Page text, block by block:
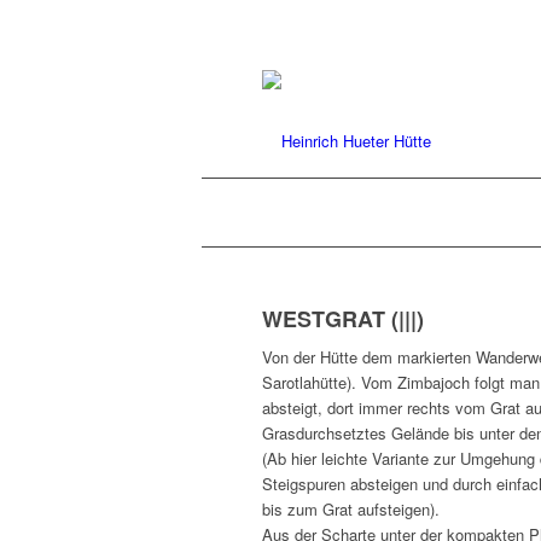
WESTGRAT (|||)
Von der Hütte dem markierten
Sarotlahütte). Vom Zimbajoch folgt
absteigt, dort immer rechts vom Grat
Grasdurchsetztes Gelände bis unter
(Ab hier leichte Variante zur
Steigspuren absteigen und durch
bis zum Grat aufsteigen).
Aus der Scharte unter der kompakten